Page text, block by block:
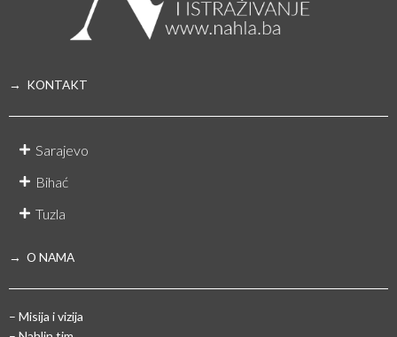
→ KONTAKT
Sarajevo
Bihać
Tuzla
→ O NAMA
– Misija i vizija